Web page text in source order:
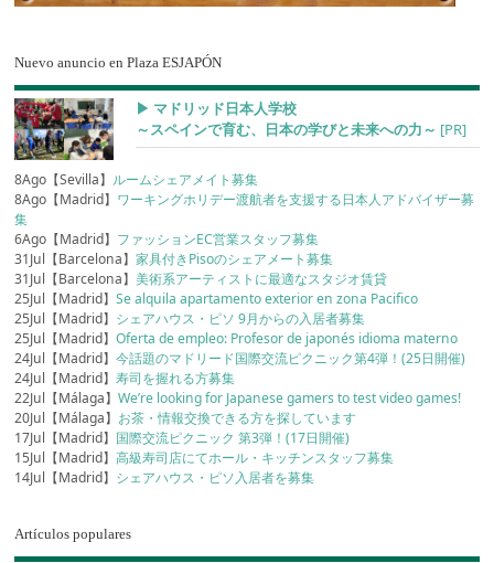
Nuevo anuncio en Plaza ESJAPÓN
▶︎ マドリッド日本人学校
～スペインで育む、日本の学びと未来への力～ [PR]
8Ago【Sevilla】 ルームシェアメイト募集
8Ago【Madrid】 ワーキングホリデー渡航者を支援する日本人アドバイザー募
集
6Ago【Madrid】 ファッションEC営業スタッフ募集
31Jul【Barcelona】家具付きPisoのシェアメート募集
31Jul【Barcelona】美術系アーティストに最適なスタジオ賃貸
25Jul【Madrid】Se alquila apartamento exterior en zona Pacifico
25Jul【Madrid】 シェアハウス・ピソ 9月からの入居者募集
25Jul【Madrid】Oferta de empleo: Profesor de japonés idioma materno
24Jul【Madrid】今話題のマドリード国際交流ピクニック第4弾！(25日開催)
24Jul【Madrid】寿司を握れる方募集
22Jul【Málaga】We’re looking for Japanese gamers to test video games!
20Jul【Málaga】 お茶・情報交換できる方を探しています
17Jul【Madrid】 国際交流ピクニック 第3弾！(17日開催)
15Jul【Madrid】高級寿司店にてホール・キッチンスタッフ募集
14Jul【Madrid】 シェアハウス・ピソ入居者を募集
Artículos populares